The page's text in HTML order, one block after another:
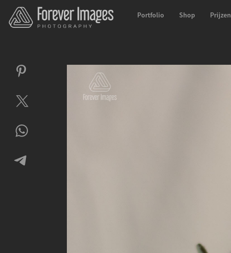
Portfolio Shop Prijzen